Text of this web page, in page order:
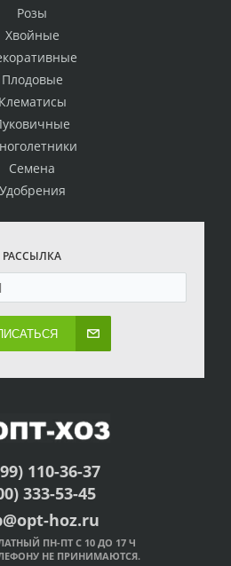
Розы
Хвойные
Плодовые
Клематисы
Семена
Удобрения
РАССЫЛКА
110-36-37
333-53-45
hoz.ru
ПН-ПТ С 10 ДО 17 Ч
НЕ ПРИНИМАЮТСЯ.